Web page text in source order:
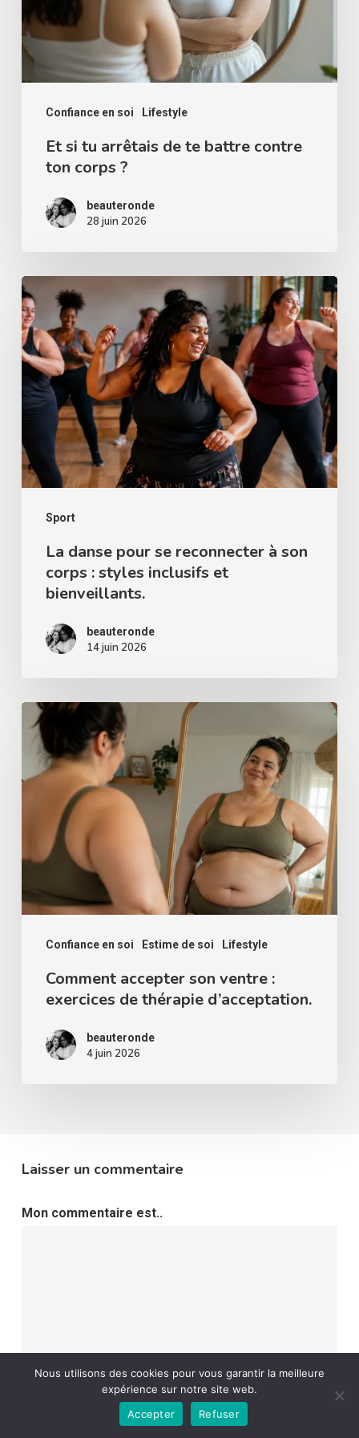
Confiance en soi Lifestyle
te
battre
contre
ton
corps
Et si tu arrêtais de te battre contre
ton corps ?
beauteronde
28 juin 2026
Sport
La
danse
pour
se
reconnecter
son
corps
:
styles
inclusifs
bienveillants.
La danse pour se reconnecter à son
corps : styles inclusifs et
bienveillants.
beauteronde
14 juin 2026
Confiance en soi Estime de soi Lifestyle
Comment
accepter
son
exercices
thérapie
d’acceptation.
Comment accepter son ventre :
exercices de thérapie d’acceptation.
beauteronde
4 juin 2026
Laisser un commentaire
Mon commentaire est..
Nous utilisons des cookies pour vous garantir la meilleure
expérience sur notre site web.
Accepter
Refuser